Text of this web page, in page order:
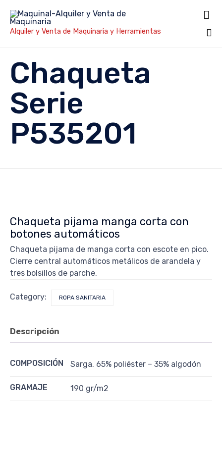
Alquiler y Venta de Maquinaria y Herramientas

Chaqueta
Serie
P535201
Chaqueta pijama manga corta con
botones automáticos
Chaqueta pijama de manga corta con escote en pico.
Cierre central automáticos metálicos de arandela y
tres bolsillos de parche.
Category: ROPA SANITARIA
Descripción
COMPOSICIÓN Sarga. 65% poliéster – 35% algodón
GRAMAJE 190 gr/m2